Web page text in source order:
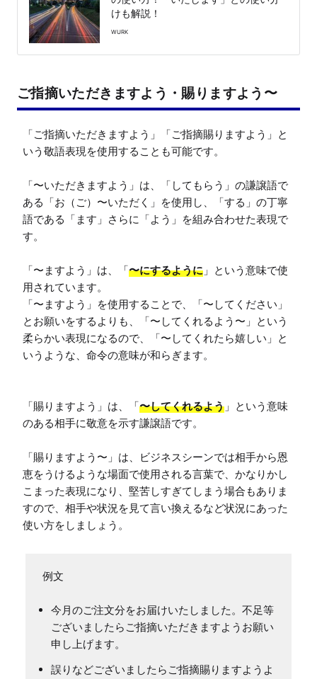
けも解説！
WURK
ご指摘いただきますよう・賜りますよう〜
「ご指摘いただきますよう」「ご指摘賜りますよう」と
いう敬語表現を使用することも可能です。
「〜いただきますよう」は、「してもらう」の謙譲語で
ある「お（ご）〜いただく」を使用し、「する」の丁寧
語である「ます」さらに「よう」を組み合わせた表現で
す。
「〜ますよう」は、「〜にするように 」という意味で使
用されています。
「〜ますよう」を使用することで、「〜してください」
とお願いをするよりも、「〜してくれるよう〜」という
柔らかい表現になるので、「〜してくれたら嬉しい」と
いうような、命令の意味が和らぎます。
「賜りますよう」は、「〜してくれるよう 」という意味
のある相手に敬意を示す謙譲語です。
「賜りますよう〜」は、ビジネスシーンでは相手から恩
恵をうけるような場面で使用される言葉で、かなりかし
こまった表現になり、堅苦しすぎてしまう場合もありま
すので、相手や状況を見て言い換えるなど状況にあった
使い方をしましょう。
今月のご注文分をお届けいたしました。不足等
ございましたらご指摘いただきますようお願い
申し上げます。
誤りなどございましたらご指摘賜りますようよ